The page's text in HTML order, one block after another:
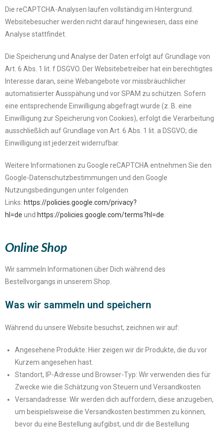
Die reCAPTCHA-Analysen laufen vollständig im Hintergrund.
Websitebesucher werden nicht darauf hingewiesen, dass eine
Analyse stattfindet.
Die Speicherung und Analyse der Daten erfolgt auf Grundlage von
Art. 6 Abs. 1 lit. f DSGVO. Der Websitebetreiber hat ein berechtigtes
Interesse daran, seine Webangebote vor missbräuchlicher
automatisierter Ausspähung und vor SPAM zu schützen. Sofern
eine entsprechende Einwilligung abgefragt wurde (z. B. eine
Einwilligung zur Speicherung von Cookies), erfolgt die Verarbeitung
ausschließlich auf Grundlage von Art. 6 Abs. 1 lit. a DSGVO; die
Einwilligung ist jederzeit widerrufbar.
Weitere Informationen zu Google reCAPTCHA entnehmen Sie den
Google-Datenschutzbestimmungen und den Google
Nutzungsbedingungen unter folgenden
Links: https://policies.google.com/privacy?
hl=de und https://policies.google.com/terms?hl=de
Online Shop
Wir sammeln Informationen über Dich während des
Bestellvorgangs in unserem Shop.
Was wir sammeln und speichern
Während du unsere Website besuchst, zeichnen wir auf:
Angesehene Produkte: Hier zeigen wir dir Produkte, die du vor
Kurzem angesehen hast.
Standort, IP-Adresse und Browser-Typ: Wir verwenden dies für
Zwecke wie die Schätzung von Steuern und Versandkosten
Versandadresse: Wir werden dich auffordern, diese anzugeben,
um beispielsweise die Versandkosten bestimmen zu können,
bevor du eine Bestellung aufgibst, und dir die Bestellung